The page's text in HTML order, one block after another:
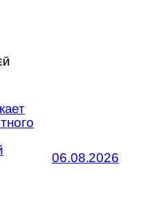
06.08.2026